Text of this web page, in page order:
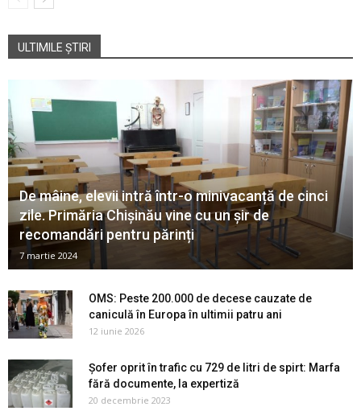
ULTIMILE ȘTIRI
De mâine, elevii intră într-o minivacanță de cinci
zile. Primăria Chișinău vine cu un șir de
recomandări pentru părinți
7 martie 2024
OMS: Peste 200.000 de decese cauzate de
caniculă în Europa în ultimii patru ani
12 iunie 2026
Șofer oprit în trafic cu 729 de litri de spirt: Marfa
fără documente, la expertiză
20 decembrie 2023